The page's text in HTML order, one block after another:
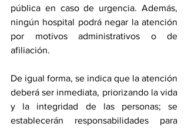
pública en caso de urgencia. Además,
ningún hospital podrá negar la atención
por motivos administrativos o de
afiliación.
De igual forma, se indica que la atención
deberá ser inmediata, priorizando la vida
y la integridad de las personas; se
establecerán responsabilidades para